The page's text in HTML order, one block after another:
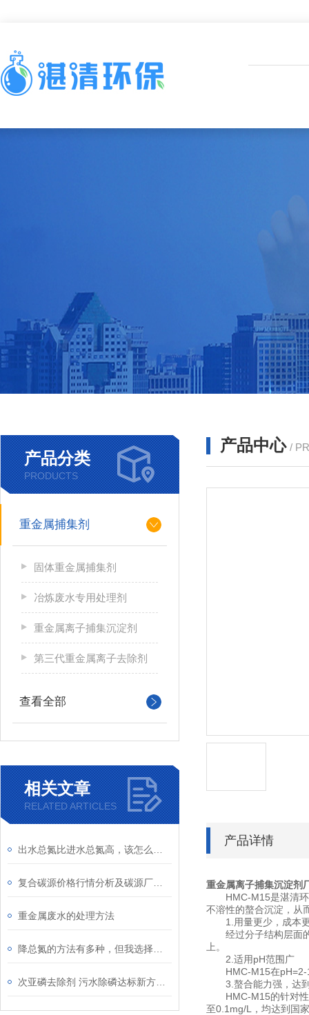
产品分类
PRODUCTS
重金属捕集剂
固体重金属捕集剂
冶炼废水专用处理剂
重金属离子捕集沉淀剂
第三代重金属离子去除剂
查看全部
相关文章
RELATED ARTICLES
重金属废水的处理方法
产品中心 /
产品详情
重金属离子捕集沉淀剂
HMC-M15是湛清环
不溶性的螯合沉淀，从
1.用量更少，成本
经过分子结构层面的
上。
2.适用pH范围广
HMC-M15在pH=2-14
3.螯合能力强，达
HMC-M15的针对性
至0.1mg/L，均达到国